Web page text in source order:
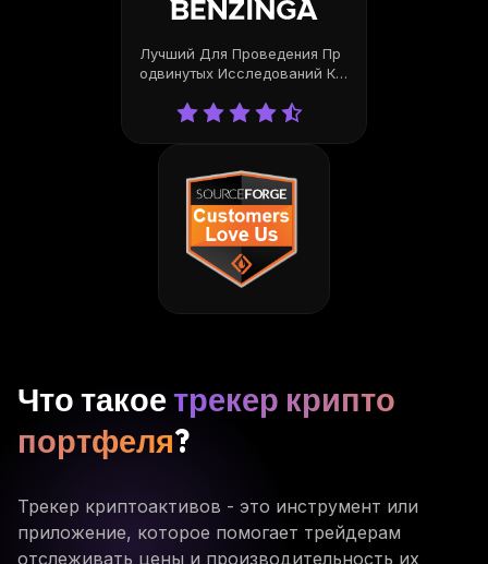
Лучший Для Проведения Пр
Одвинутых Исследований Кр
Что такоетрекер крипто
портфеля?
Трекер криптоактивов - это инструмент или
приложение, которое помогает трейдерам
отслеживать цены и производительность их